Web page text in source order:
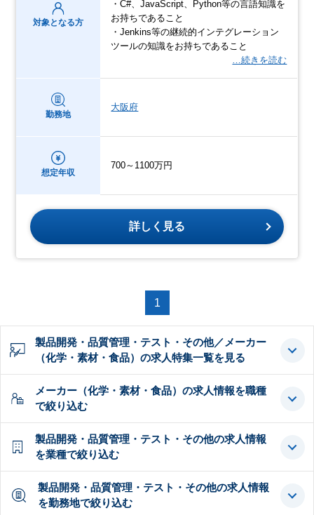
対象となる方
・C#、JavaScript、Python等の言語知識を
お持ちであること
・Jenkins等の継続的インテグレーション
ツールの知識をお持ちであること
…続きを読む
勤務地
大阪府
想定年収
700～1100万円
詳しく見る
1
製品開発・品質管理・テスト・その他／メーカー
（化学・素材・食品）の求人特集一覧を見る
メーカー（化学・素材・食品）の求人情報を職種
で絞り込む
製品開発・品質管理・テスト・その他の求人情報
を業種で絞り込む
製品開発・品質管理・テスト・その他の求人情報
を勤務地で絞り込む